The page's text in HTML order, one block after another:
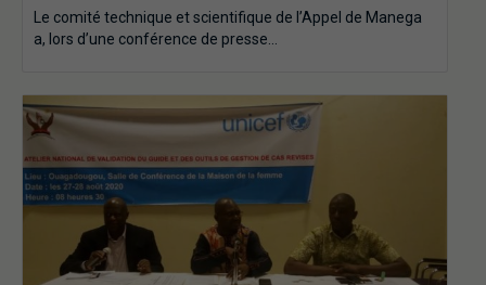
Le comité technique et scientifique de l’Appel de Manega
a, lors d’une conférence de presse…